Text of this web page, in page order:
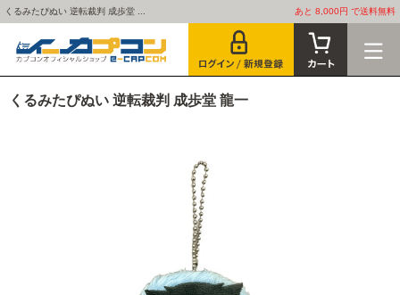
くるみたぴぬい 逆転裁判 成歩堂 ... あと 8,000円 で送料無料
くるみたぴぬい 逆転裁判 成歩堂 龍一